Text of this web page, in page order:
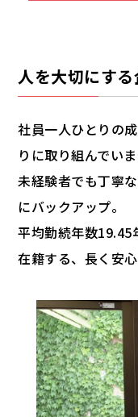
人を大切にす
社員一人ひとりの
りに取り組んでいま
未経験者でも丁寧
にバックアップ。
平均勤続年数19.45
在籍する、長く安